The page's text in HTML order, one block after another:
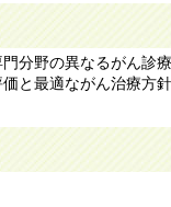
分野の異なるがん診
と最適ながん治療方